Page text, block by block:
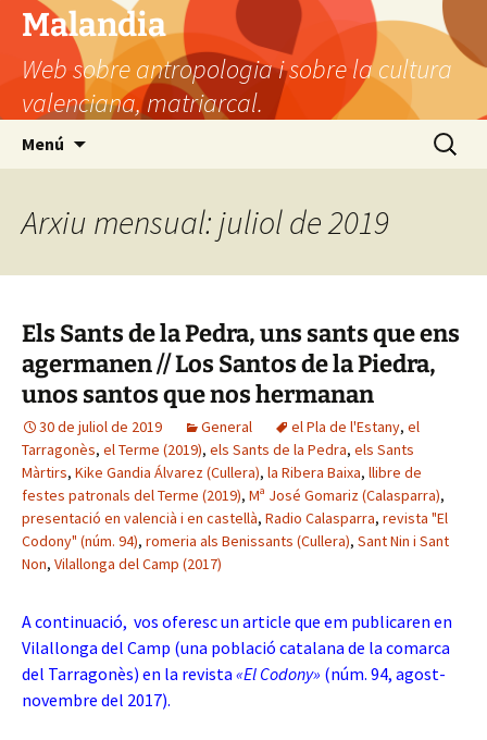
Vés
contingut
Malandia
Web sobre antropologia i sobre la cultura
valenciana, matriarcal.
Menú Cerca:
Arxiu mensual: juliol de 2019
Els Sants de la Pedra, uns sants que ens
agermanen // Los Santos de la Piedra,
unos santos que nos hermanan
30 de juliol de 2019 General el Pla de l'Estany, el
Tarragonès, el Terme (2019), els Sants de la Pedra, els Sants
Màrtirs, Kike Gandia Álvarez (Cullera), la Ribera Baixa, llibre de
festes patronals del Terme (2019), Mª José Gomariz (Calasparra),
presentació en valencià i en castellà, Radio Calasparra, revista "El
Codony" (núm. 94), romeria als Benissants (Cullera), Sant Nin i Sant
Non, Vilallonga del Camp (2017)
A continuació, vos oferesc un article que em publicaren en
Vilallonga del Camp (una població catalana de la comarca
del Tarragonès) en la revista «El Codony» (núm. 94, agost-
novembre del 2017).